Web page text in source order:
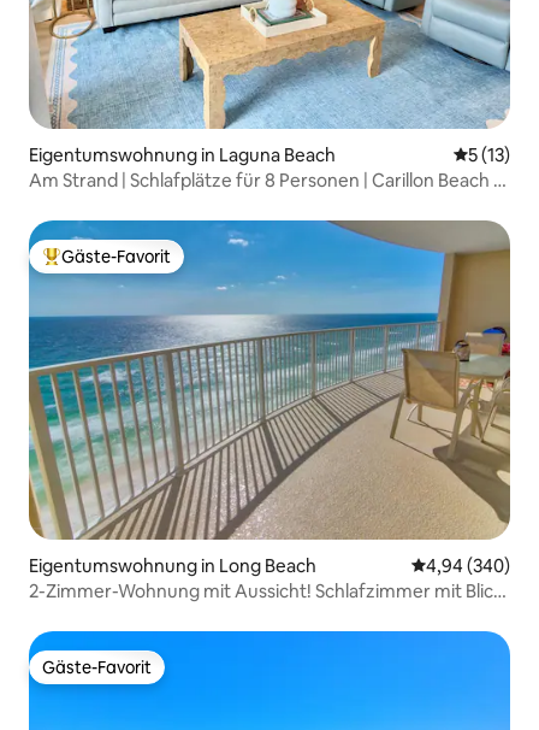
Eigentumswohnung in Laguna Beach
5 (13)
Am Strand | Schlafplätze für 8 Personen | Carillon Beach |
Beliebter Gäste-Favorit.
Gäste-Favorit
Eigentumswohnung in Long Beach
4,94 (340)
2-Zimmer-Wohnung mit Aussicht! Schlafzimmer mit Blick
Gäste-Favorit
Gäste-Favorit